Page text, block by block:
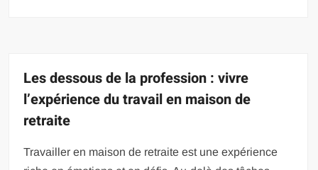
Les dessous de la profession : vivre
l’expérience du travail en maison de
retraite
Travailler en maison de retraite est une expérience